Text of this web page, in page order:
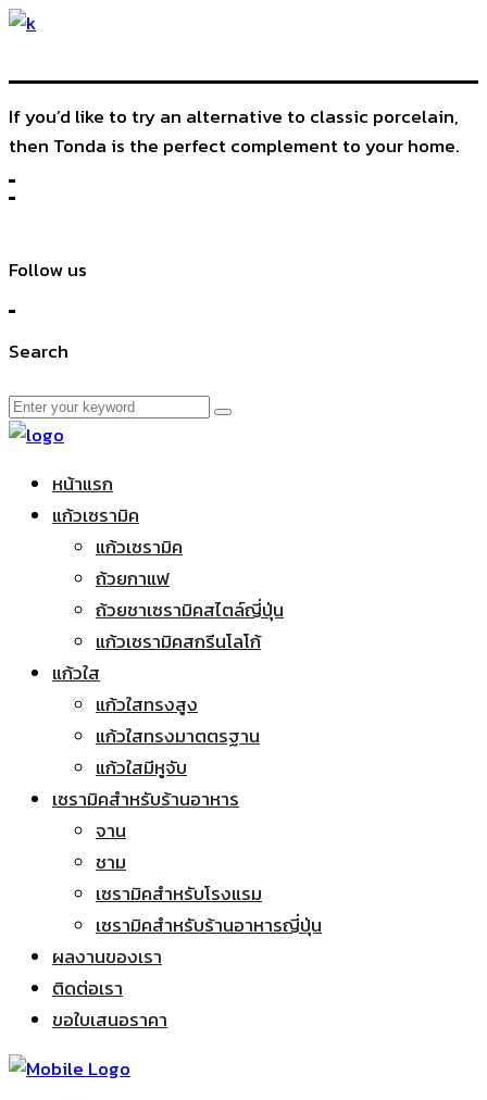
If you’d like to try an alternative to classic porcelain,
then Tonda is the perfect complement to your home.
Follow us
Search
หน้าแรก
แก้วเซรามิค
แก้วเซรามิค
ถ้วยกาแฟ
ถ้วยชาเซรามิคสไตล์ญี่ปุ่น
แก้วเซรามิคสกรีนโลโก้
แก้วใส
แก้วใสทรงสูง
แก้วใสทรงมาตตรฐาน
แก้วใสมีหูจับ
เซรามิคสำหรับร้านอาหาร
จาน
ชาม
เซรามิคสำหรับโรงแรม
เซรามิคสำหรับร้านอาหารญี่ปุ่น
ผลงานของเรา
ติดต่อเรา
ขอใบเสนอราคา